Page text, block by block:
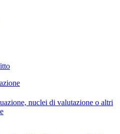
nuclei di valutazione o altri